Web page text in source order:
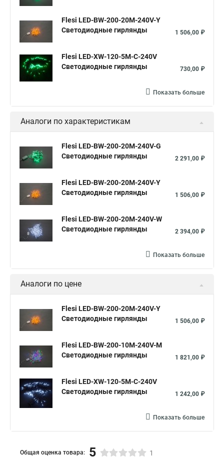
Flesi LED-BW-200-20M-240V-Y
Светодиодные гирлянды
1 506,00 ₽
Flesi LED-XW-120-5M-C-240V
Светодиодные гирлянды
730,00 ₽
Показать больше
Аналоги по характеристикам
Flesi LED-BW-200-20M-240V-G
Светодиодные гирлянды
2 291,00 ₽
Flesi LED-BW-200-20M-240V-Y
Светодиодные гирлянды
1 506,00 ₽
Flesi LED-BW-200-20M-240V-W
Светодиодные гирлянды
2 394,00 ₽
Показать больше
Аналоги по цене
Flesi LED-BW-200-20M-240V-Y
Светодиодные гирлянды
1 506,00 ₽
Flesi LED-BW-200-10M-240V-M
Светодиодные гирлянды
1 821,00 ₽
Flesi LED-XW-120-5M-C-240V
Светодиодные гирлянды
1 242,00 ₽
Показать больше
Общая оценка товара: 5 1